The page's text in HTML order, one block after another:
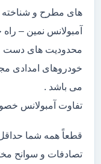
های مطرح و شناخته
آمبولانس نمین –
محدودیت های دست و
خودروهای امدادی
می باشد .
تفاوت آمبولانس
قطعاً همه شما
تصادفات و سوانح